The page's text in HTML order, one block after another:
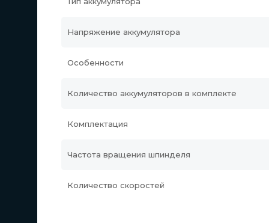
Напряжение аккумулятора
Особенности
Количество аккумуляторов в комплекте
Комплектация
Частота вращения шпинделя
Количество скоростей